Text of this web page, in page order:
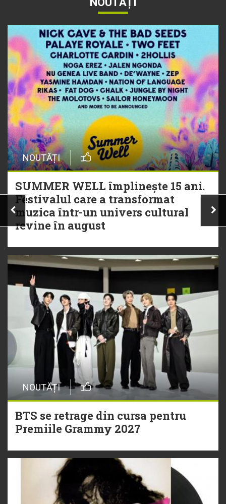
NOUTĂȚI
SUMMER WELL împlinește 15 ani.
Festivalul care a transformat
muzica într-un univers cultural
revine în august
NOUTĂȚI
BTS se retrage din cursa pentru
Premiile Grammy 2027